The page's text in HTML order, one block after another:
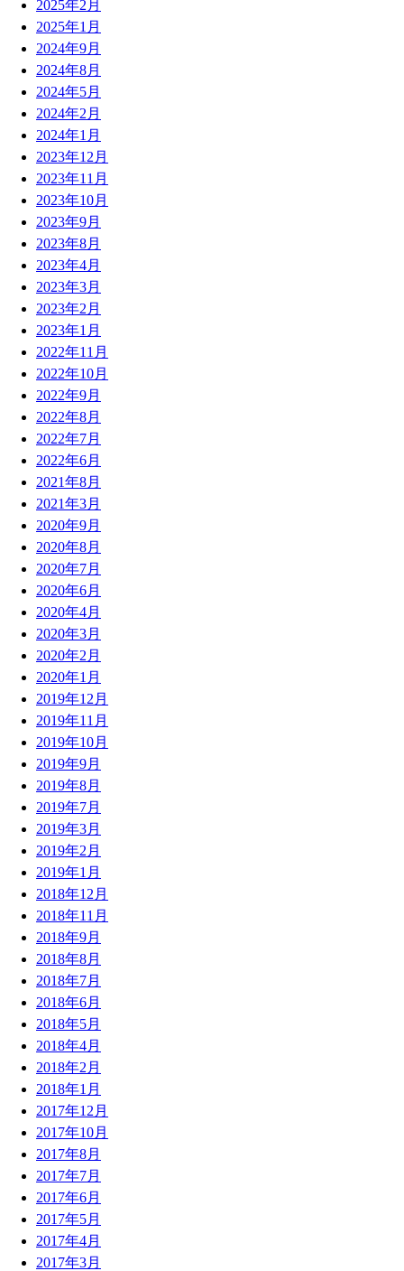
2025年2月
2025年1月
2024年9月
2024年8月
2024年5月
2024年2月
2024年1月
2023年12月
2023年11月
2023年10月
2023年9月
2023年8月
2023年4月
2023年3月
2023年2月
2023年1月
2022年11月
2022年10月
2022年9月
2022年8月
2022年7月
2022年6月
2021年8月
2021年3月
2020年9月
2020年8月
2020年7月
2020年6月
2020年4月
2020年3月
2020年2月
2020年1月
2019年12月
2019年11月
2019年10月
2019年9月
2019年8月
2019年7月
2019年3月
2019年2月
2019年1月
2018年12月
2018年11月
2018年9月
2018年8月
2018年7月
2018年6月
2018年5月
2018年4月
2018年2月
2018年1月
2017年12月
2017年10月
2017年8月
2017年7月
2017年6月
2017年5月
2017年4月
2017年3月